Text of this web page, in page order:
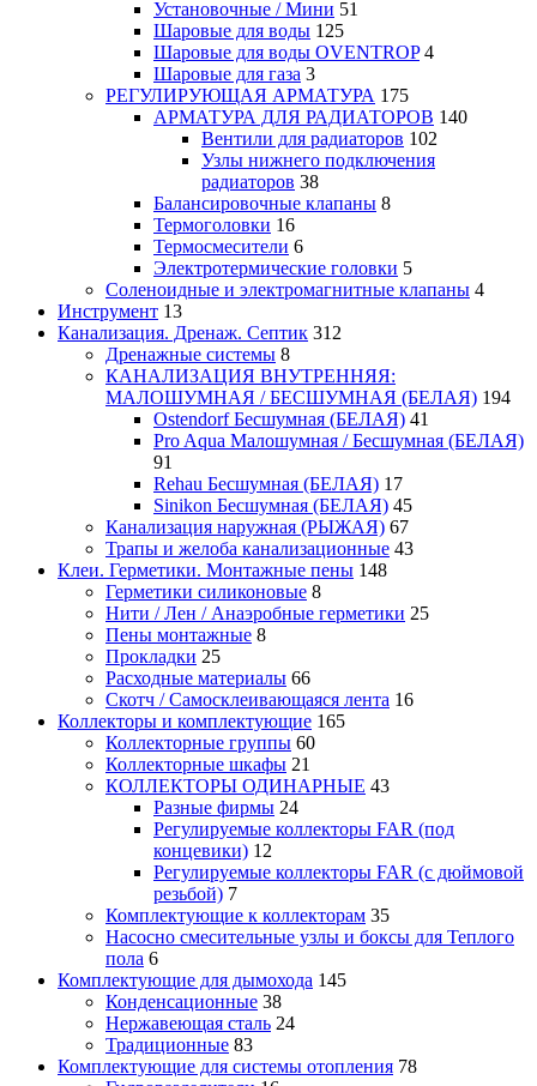
Установочные / Мини 51
Шаровые для воды 125
Шаровые для воды OVENTROP 4
Шаровые для газа 3
РЕГУЛИРУЮЩАЯ АРМАТУРА 175
АРМАТУРА ДЛЯ РАДИАТОРОВ 140
Вентили для радиаторов 102
Узлы нижнего подключения
радиаторов 38
Балансировочные клапаны 8
Термоголовки 16
Термосмесители 6
Электротермические головки 5
Соленоидные и электромагнитные клапаны 4
Инструмент 13
Канализация. Дренаж. Септик 312
Дренажные системы 8
КАНАЛИЗАЦИЯ ВНУТРЕННЯЯ:
МАЛОШУМНАЯ / БЕСШУМНАЯ (БЕЛАЯ) 194
Ostendorf Бесшумная (БЕЛАЯ) 41
Pro Aqua Малошумная / Бесшумная (БЕЛАЯ)
91
Rehau Бесшумная (БЕЛАЯ) 17
Sinikon Бесшумная (БЕЛАЯ) 45
Канализация наружная (РЫЖАЯ) 67
Трапы и желоба канализационные 43
Клеи. Герметики. Монтажные пены 148
Герметики силиконовые 8
Нити / Лен / Анаэробные герметики 25
Пены монтажные 8
Прокладки 25
Расходные материалы 66
Скотч / Самосклеивающаяся лента 16
Коллекторы и комплектующие 165
Коллекторные группы 60
Коллекторные шкафы 21
КОЛЛЕКТОРЫ ОДИНАРНЫЕ 43
Разные фирмы 24
Регулируемые коллекторы FAR (под
концевики) 12
Регулируемые коллекторы FAR (с дюймовой
резьбой) 7
Комплектующие к коллекторам 35
Насосно смесительные узлы и боксы для Теплого
пола 6
Комплектующие для дымохода 145
Конденсационные 38
Нержавеющая сталь 24
Традиционные 83
Комплектующие для системы отопления 78